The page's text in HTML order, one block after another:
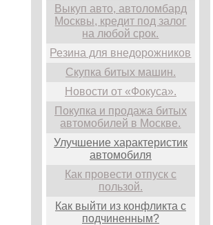
Выкуп авто, автоломбард
Москвы, кредит под залог
на любой срок.
Резина для внедорожников
Скупка битых машин.
Новости от «Фокуса».
Покупка и продажа битых
автомобилей в Москве.
Улучшение характеристик
автомобиля
Как провести отпуск с
пользой.
Как выйти из конфликта с
подчиненным?